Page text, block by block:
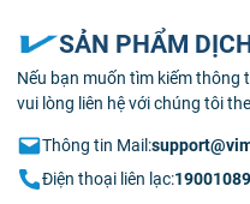
SẢN PHẨM
Nếu bạn muốn tìm kiếm thông
vui lòng liên hệ với chúng tôi
Thông tin Mail:
Điện thoại liên lạc:19001089